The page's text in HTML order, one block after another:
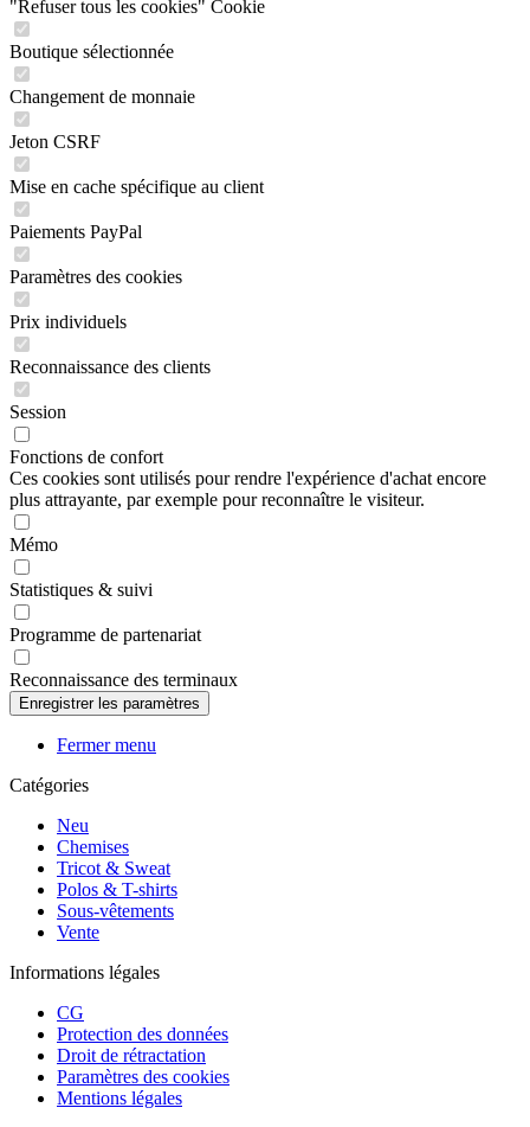
"Refuser tous les cookies" Cookie
Boutique sélectionnée
Changement de monnaie
Jeton CSRF
Mise en cache spécifique au client
Paiements PayPal
Paramètres des cookies
Prix individuels
Reconnaissance des clients
Session
Fonctions de confort
Ces cookies sont utilisés pour rendre l'expérience d'achat encore
plus attrayante, par exemple pour reconnaître le visiteur.
Mémo
Statistiques & suivi
Programme de partenariat
Reconnaissance des terminaux
Fermer menu
Catégories
Neu
Chemises
Tricot & Sweat
Polos & T-shirts
Sous-vêtements
Vente
Informations légales
CG
Protection des données
Droit de rétractation
Paramètres des cookies
Mentions légales